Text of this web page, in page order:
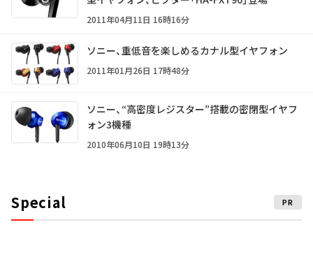
2011年04月11日 16時16分
ソニー、重低音を楽しめるカナル型イヤフォン
2011年01月26日 17時48分
ソニー、“高密度レジスター”搭載の密閉型イヤフ
ォン3機種
2010年06月10日 19時13分
Special PR